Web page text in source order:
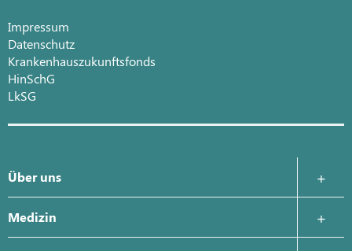
Impressum
Datenschutz
Krankenhauszukunftsfonds
HinSchG
LkSG
Über uns
Krankenhausleitung
Medizin